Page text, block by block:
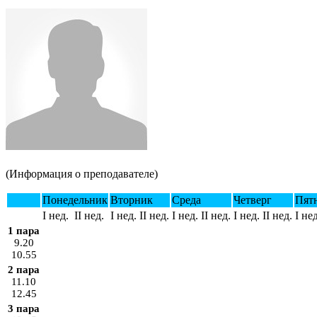
(Информация о преподавателе)
Понедельник Вторник Среда Четверг
I нед. II нед. I нед. II нед. I нед. II нед. I нед. II нед. I
1 пара
9.20
10.55
2 пара
11.10
12.45
3 пара